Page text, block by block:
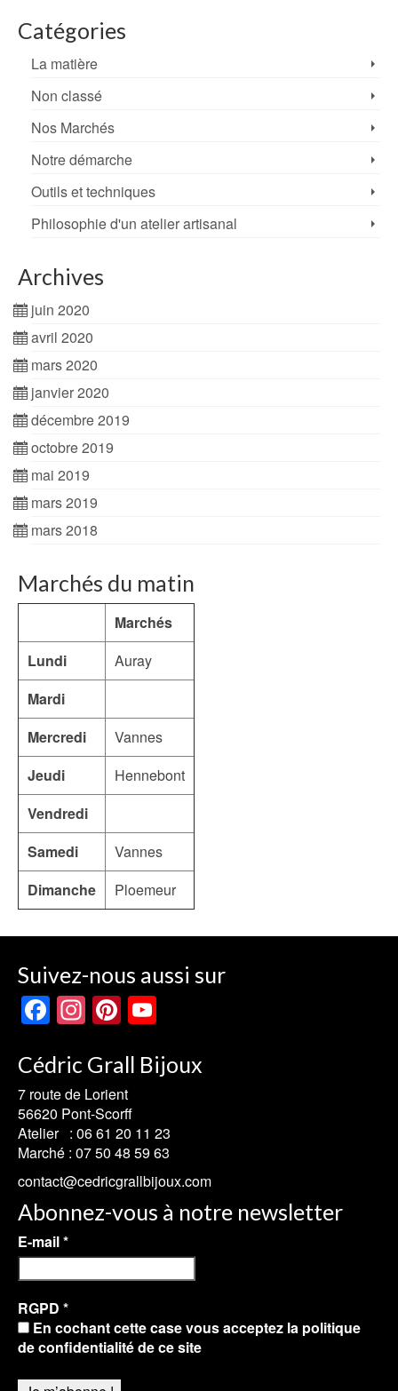
Catégories
La matière
Non classé
Nos Marchés
Notre démarche
Outils et techniques
Philosophie d'un atelier artisanal
Archives
juin 2020
avril 2020
mars 2020
janvier 2020
décembre 2019
octobre 2019
mai 2019
mars 2019
mars 2018
Marchés du matin
Marchés
Lundi
Auray
Mardi
Mercredi
Vannes
Jeudi
Hennebont
Vendredi
Samedi
Vannes
Dimanche
Ploemeur
Suivez-nous aussi sur
Facebook
Instagram
Pinterest
Cédric Grall Bijoux
7 route de Lorient
56620 Pont-Scorff
Atelier : 06 61 20 11 23
Marché : 07 50 48 59 63
contact@cedricgrallbijoux.com
Abonnez-vous à notre newsletter
E-mail*
RGPD *
En cochant cette case vous acceptez la politique
de confidentialité de ce site